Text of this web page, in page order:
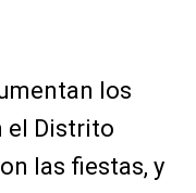
los
el Distrito
las fiestas, y